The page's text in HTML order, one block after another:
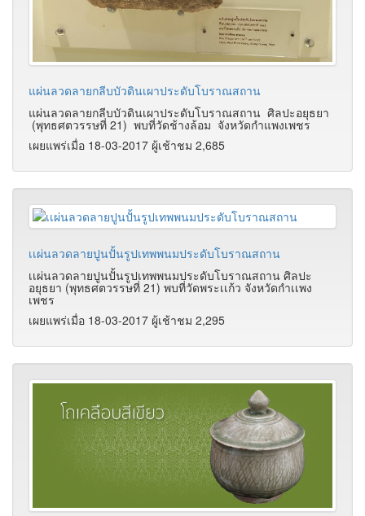
แผ่นลวดลายกลีบบัวดินเผาประดับโบราณสถาน
แผ่นลวดลายกลีบบัวดินเผาประดับโบราณสถาน ศิลปะอยุธยา
(พุทธศตวรรษที่ 21) พบที่วัดช้างล้อม จังหวัดกำแพงเพชร
เผยแพร่เมื่อ 18-03-2017 ผู้เช้าชม 2,685
เเผ่นลวดลายปูนปั้นรูปเทพพนมประดับโบราณสถาน
เเผ่นลวดลายปูนปั้นรูปเทพพนมประดับโบราณสถาน ศิลปะ
อยุธยา (พุทธศตวรรษที่ 21) พบที่วัดพระเเก้ว จังหวัดกำเเพง
เพชร
เผยแพร่เมื่อ 18-03-2017 ผู้เช้าชม 2,295